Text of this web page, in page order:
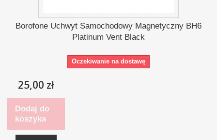
Borofone Uchwyt Samochodowy Magnetyczny BH6
Platinum Vent Black
Oczekiwanie na dostawę
25,00 zł
Dodaj do
koszyka